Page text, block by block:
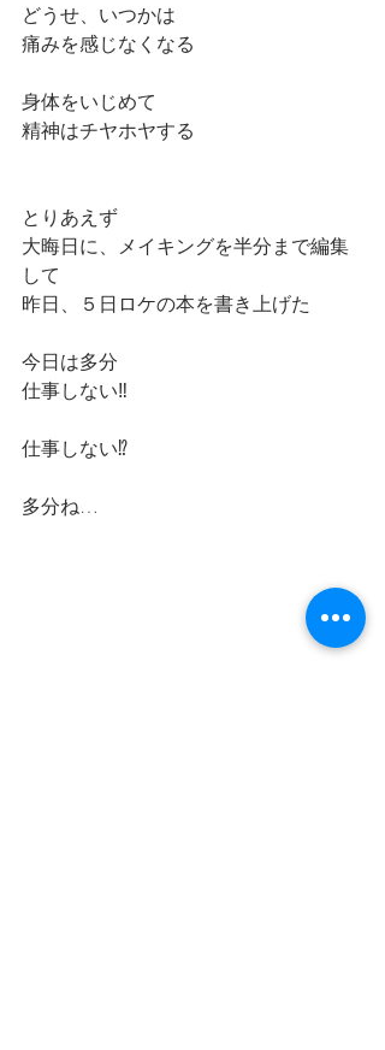
どうせ、いつかは
痛みを感じなくなる
身体をいじめて
精神はチヤホヤする
とりあえず
大晦日に、メイキングを半分まで編集
して
昨日、５日ロケの本を書き上げた
今日は多分
仕事しない‼️
仕事しない⁉️
多分ね…